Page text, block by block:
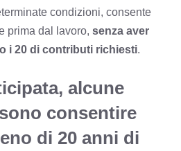
condizioni, consente
prima dal lavoro, senza aver
i 20 di contributi richiesti.
alcune
consentire
di 20 anni di